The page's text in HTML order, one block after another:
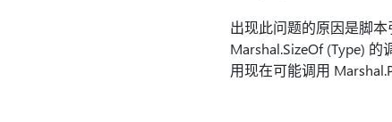
出现此问题的原因是脚
Marshal.SizeOf (Type)
用现在可能调用